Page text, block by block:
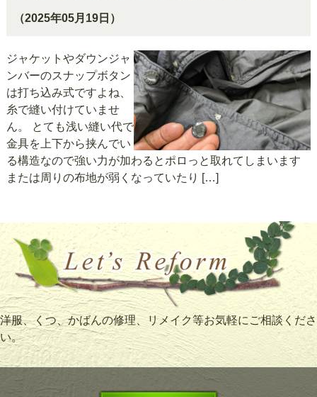
（2025年05月19日）
ジャケットやダウンジャ
ンバーのスナップボタン
は打ち込み式ですよね、
糸で縫い付けていませ
ん。 とても浅い縫い代で
金具を上下から挟んでい
る構造なので強い力が加わるとポロっと取れてしまいます
または周りの布地が弱くなっていたり […]
洋服、くつ、かばんの修理、リメイク等お気軽にご相談くださ
い。